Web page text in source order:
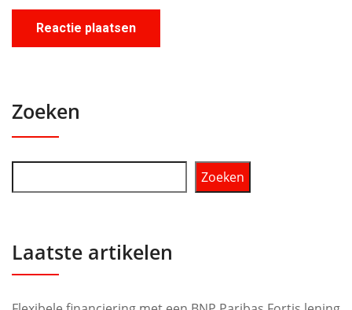
Zoeken
Zoeken
Laatste artikelen